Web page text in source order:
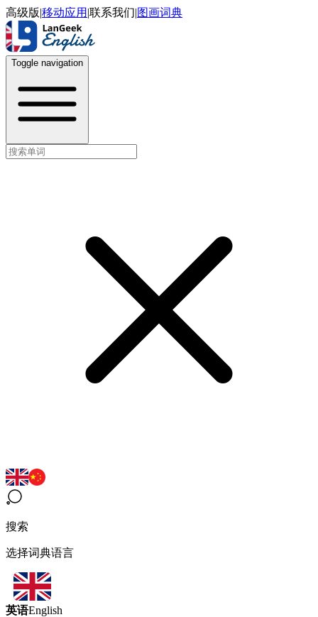
高级版|移动应用 |联系我们|图画词典
Toggle navigation
搜索
选择词典语言
英语English